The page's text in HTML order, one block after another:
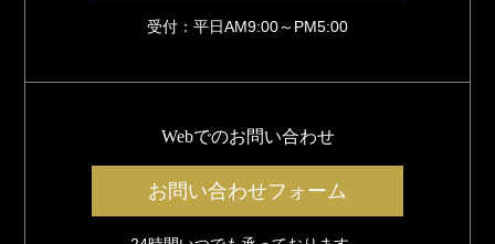
受付：平日AM9:00～PM5:00
Webでのお問い合わせ
お問い合わせフォーム